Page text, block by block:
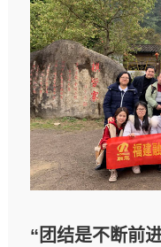
“团结是不断前